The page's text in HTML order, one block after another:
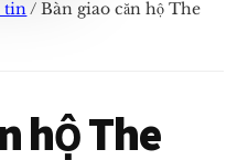
tin/ Bàn giao căn hộ The
hộ The